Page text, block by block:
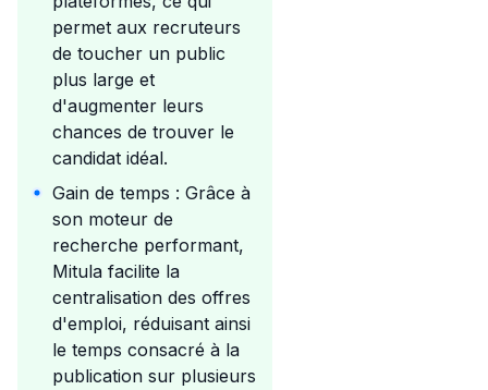
permet aux recruteurs
de toucher un public
plus large et
d'augmenter leurs
chances de trouver le
candidat idéal.
Gain de temps : Grâce à
son moteur de
recherche performant,
Mitula facilite la
centralisation des offres
d'emploi, réduisant ainsi
le temps consacré à la
publication sur plusieurs